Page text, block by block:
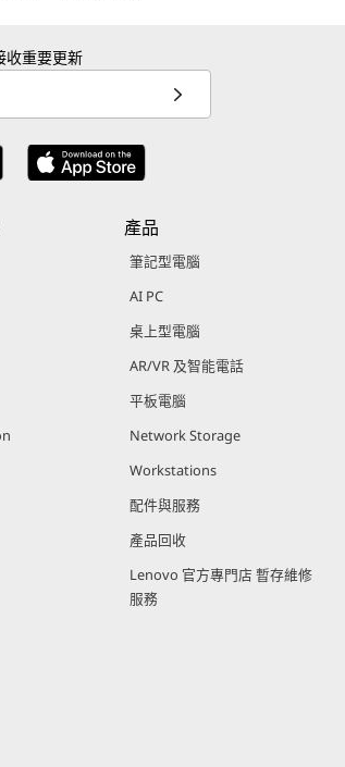
收重要更新
產品
筆記型電腦
AI PC
桌上型電腦
AR/VR 及智能電話
平板電腦
Network Storage
Workstations
配件與服務
產品回收
Lenovo 官方專門店 暫存維修
服務